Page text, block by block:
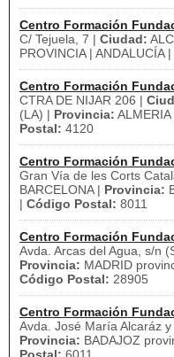
Centro Formación
C/ Tejuela, 7 | Ciudad:
PROVINCIA | ANDALUCÍA |
Centro Formación
CTRA DE NIJAR 206 |
(LA) | Provincia:
Postal: 4120
Centro Formación
Gran Vía de les Corts
BARCELONA | Provincia:
| Código Postal: 8011
Centro Formación
Avda. Arcas del Agua, s/n
Provincia: MADRID
Código Postal: 28905
Centro Formación
Avda. José María Alcaráz y
Provincia: BADAJOZ